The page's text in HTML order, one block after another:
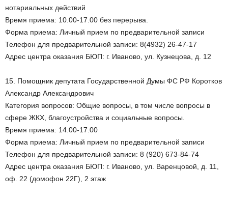
нотариальных действий
Время приема: 10.00-17.00 без перерыва.
Форма приема: Личный прием по предварительной записи
Телефон для предварительной записи: 8(4932) 26-47-17
Адрес центра оказания БЮП: г. Иваново, ул. Кузнецова, д. 12
15. Помощник депутата Государственной Думы ФС РФ Коротков
Александр Александрович
Категория вопросов: Общие вопросы, в том числе вопросы в
сфере ЖКХ, благоустройства и социальные вопросы.
Время приема: 14.00-17.00
Форма приема: Личный прием по предварительной записи
Телефон для предварительной записи: 8 (920) 673-84-74
Адрес центра оказания БЮП: г. Иваново, ул. Варенцовой, д. 11,
оф. 22 (домофон 22Г), 2 этаж